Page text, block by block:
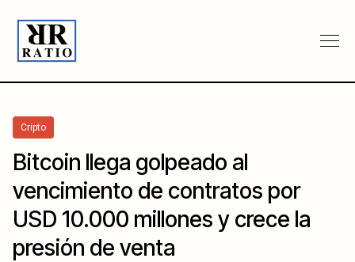
Cripto
Bitcoin llega golpeado al
vencimiento de contratos por
USD 10.000 millones y crece la
presión de venta